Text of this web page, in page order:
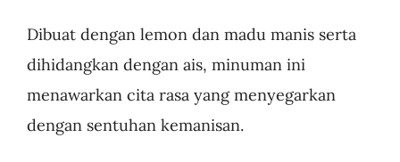
Dibuat dengan lemon dan madu manis serta
dihidangkan dengan ais, minuman ini
menawarkan cita rasa yang menyegarkan
dengan sentuhan kemanisan.